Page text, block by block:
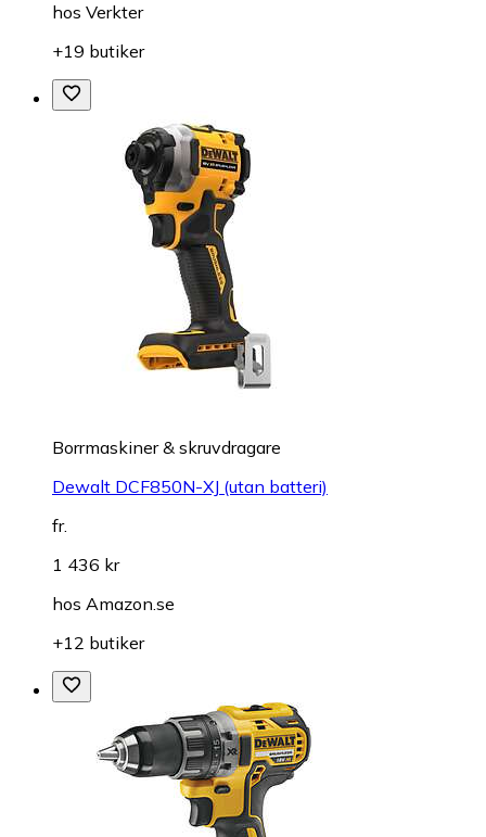
hos Verkter
+19 butiker
Borrmaskiner & skruvdragare
Dewalt DCF850N-XJ (utan batteri)
fr.
1 436 kr
hos Amazon.se
+12 butiker